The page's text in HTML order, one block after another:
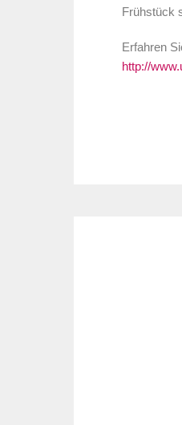
Frühstück
Erfahren
http://